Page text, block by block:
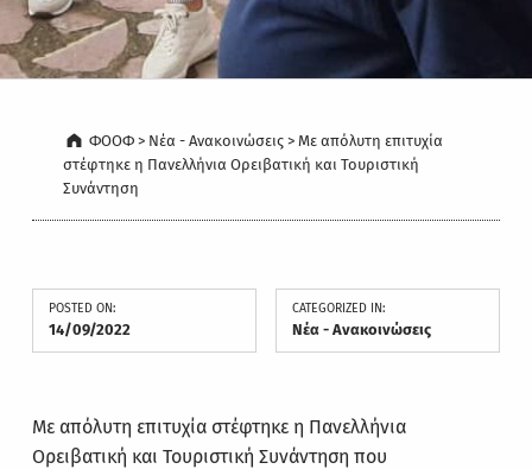
ΦΟΟΦ > Νέα - Ανακοινώσεις > Με απόλυτη επιτυχία
στέφτηκε η Πανελλήνια Ορειβατική και Τουριστική
Συνάντηση
POSTED ON:
14/09/2022
CATEGORIZED IN:
Νέα - Ανακοινώσεις
Με απόλυτη επιτυχία στέφτηκε η Πανελλήνια
Ορειβατική και Τουριστική Συνάντηση που